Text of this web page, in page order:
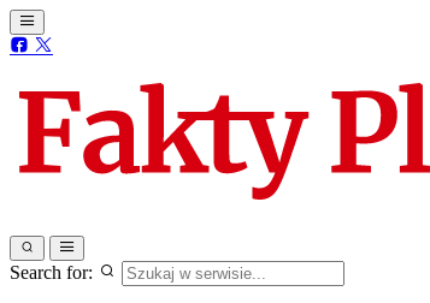
Search for: